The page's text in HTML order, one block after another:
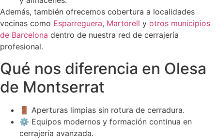
Además, también ofrecemos cobertura a localidades
vecinas como Esparreguera, Martorell y otros municipios
de Barcelona dentro de nuestra red de cerrajería
profesional.
Qué nos diferencia en Olesa
de Montserrat
🚪 Aperturas limpias sin rotura de cerradura.
⚙️ Equipos modernos y formación continua en
cerrajería avanzada.